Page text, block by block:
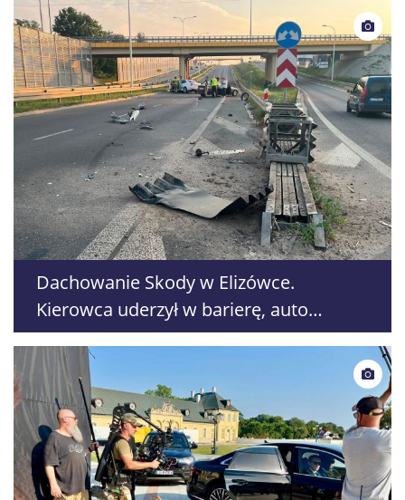
Dachowanie Skody w Elizówce.
Kierowca uderzył w barierę, auto
przewróciło się na dach